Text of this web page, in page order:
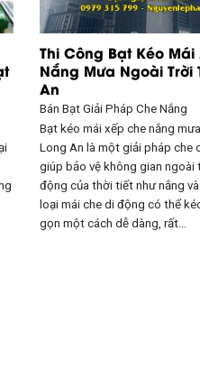
Thi Công Bạt Kéo
Nắng Mưa Ngoài Trời
An
Bán Bạt Giải Pháp Che Nắng
Bạt kéo mái xếp che nắng
Long An là một giải pháp che
giúp bảo vệ không gian ngoài
động của thời tiết như nắng
loại mái che di động có thể
gọn một cách dễ dàng, rất…